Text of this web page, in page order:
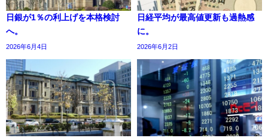
日銀が1％の利上げを本格検討
へ。
2026年6月4日
日経平均が最高値更新も過熱感
に。
2026年6月2日